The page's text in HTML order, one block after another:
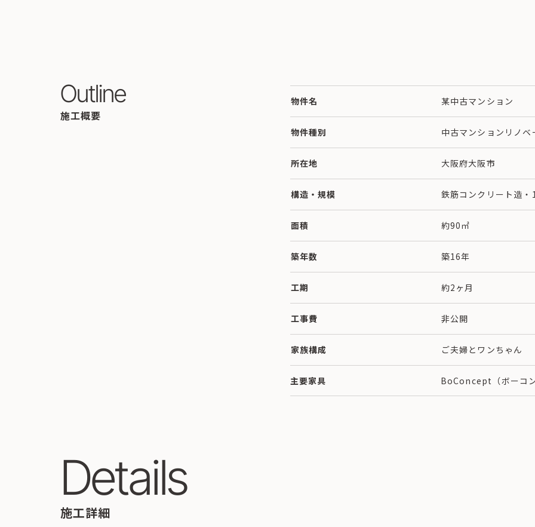
Outline
施工概要
物件名 某中古マンション
物件種別 中古マンションリノベ
所在地 大阪府大阪市
構造・規模 鉄筋コンクリート造・
面積 約90㎡
築年数 築16年
工期 約2ヶ月
工事費 非公開
家族構成 ご夫婦とワンちゃん
主要家具 BoConcept（ボーコン
Details
施工詳細